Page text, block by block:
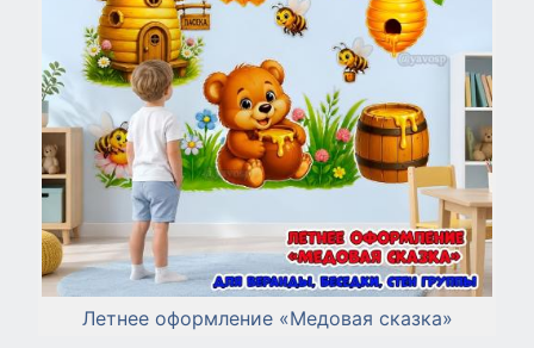
Летнее оформление «Медовая сказка»